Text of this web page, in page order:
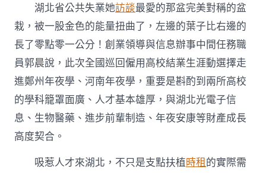
湖北省公共失業她訪談最愛的那盆完美對稱的盆
栽，被一股金色的能量扭曲了，左邊的葉子比右邊的
長了零點零一公分！創業領導與信息辦事中間任務職
員郭晨說，此次全國巡回僱用高校結業生涯動選擇走
進鄭州年夜學、河南年夜學，重要是斟酌到兩所高校
的學科籠罩面廣、人才基本雄厚，與湖北光電子信
息、生物醫藥、進步前輩制造、年夜安康等財產成長
高度契合。
吸惹人才來湖北，不只是支點扶植時租的實際需